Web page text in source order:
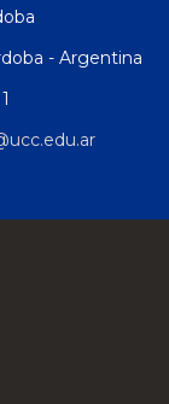
- Argentina